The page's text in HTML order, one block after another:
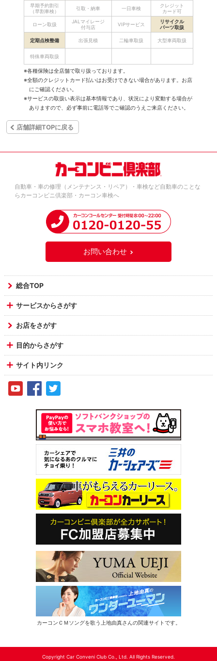
早期予約割引
（早割車検）
引取・納車 一日車検
クレジット
カード可
ローン取扱
JALマイレージ
付与店
VIPサービス
リサイクル
パーツ取扱
定期点検整備 出張見積 二輪車取扱 大型車両取扱
特殊車両取扱
※各種保険は全店舗で取り扱っております。
※全額のクレジットカード払いはお受けできない場合があります。お店
にご確認ください。
※サービスの取扱い表示は基本情報であり、状況により変動する場合が
ありますので、必ず事前に電話等でご確認のうえご来店ください。
店舗詳細TOPに戻る
自動車・車の修理（メンテナンス・リペア）・車検など自動車のことな
らカーコンビニ倶楽部・カーコン車検へ
お問い合わせ
総合TOP
サービスからさがす
お店をさがす
目的からさがす
サイト内リンク
カーコンＣＭソングを歌う上地由真さんの関連サイトです。
Copyright Car Conveni Club Co., Ltd. All Rights Reserved.